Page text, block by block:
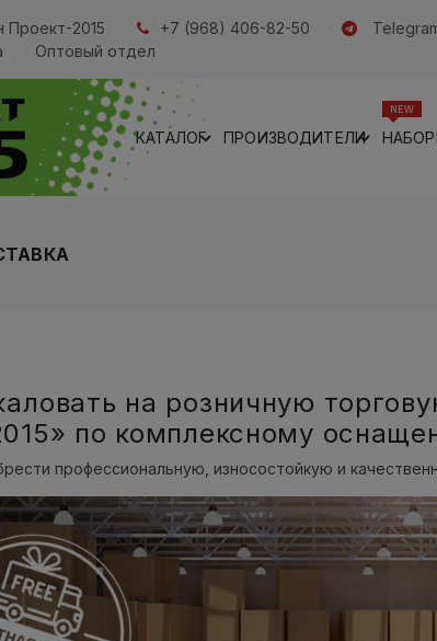
Проект-2015 +7 (968) 406-82-50
Оптовый отдел
КАТАЛОГ ПРОИЗВОДИТЕЛИ
NEW
на розничную
по комплексному
профессиональную, износостойкую и